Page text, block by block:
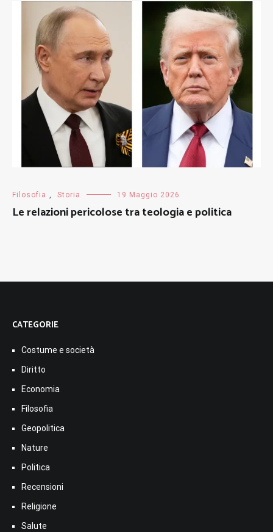
Filosofia , Storia 19 Maggio 2026
Le relazioni pericolose tra teologia e politica
CATEGORIE
Costume e società
Diritto
Economia
Filosofia
Geopolitica
Nature
Politica
Recensioni
Religione
Salute